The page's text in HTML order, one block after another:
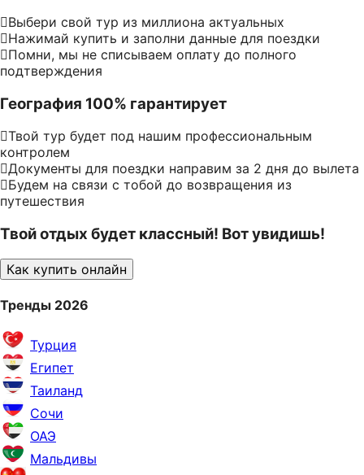
Выбери свой тур из миллиона актуальных
Нажимай купить и заполни данные для поездки
Помни, мы не списываем оплату до полного
подтверждения
География 100% гарантирует
Твой тур будет под нашим профессиональным
контролем
Документы для поездки направим за 2 дня до вылета
Будем на связи с тобой до возвращения из
путешествия
Твой отдых будет классный! Вот увидишь!
Как купить онлайн
Тренды 2026
Турция
Египет
Таиланд
Сочи
ОАЭ
Мальдивы